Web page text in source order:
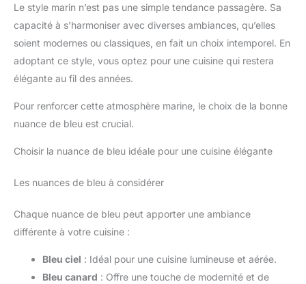
Le style marin n’est pas une simple tendance passagère. Sa
capacité à s’harmoniser avec diverses ambiances, qu’elles
soient modernes ou classiques, en fait un choix intemporel. En
adoptant ce style, vous optez pour une cuisine qui restera
élégante au fil des années.
Pour renforcer cette atmosphère marine, le choix de la bonne
nuance de bleu est crucial.
Choisir la nuance de bleu idéale pour une cuisine élégante
Les nuances de bleu à considérer
Chaque nuance de bleu peut apporter une ambiance
différente à votre cuisine :
Bleu ciel : Idéal pour une cuisine lumineuse et aérée.
Bleu canard : Offre une touche de modernité et de